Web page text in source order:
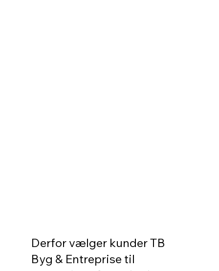
Derfor vælger kunder TB
Byg & Entreprise til